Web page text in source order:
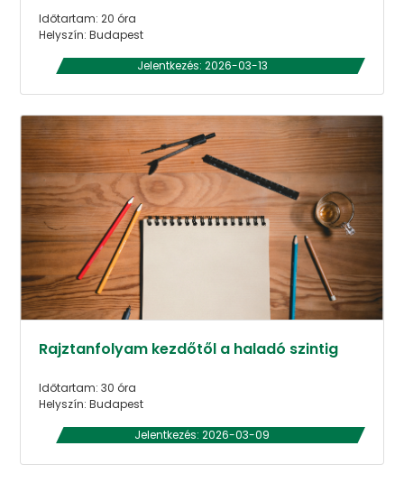
Időtartam: 20 óra
Helyszín: Budapest
Jelentkezés: 2026-03-13
Rajztanfolyam kezdőtől a haladó szintig
Időtartam: 30 óra
Helyszín: Budapest
Jelentkezés: 2026-03-09